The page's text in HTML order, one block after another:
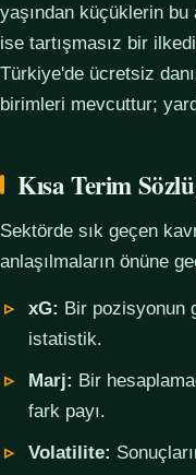
yaşından küçüklerin bu
ise tartışmasız bir
Türkiye'de ücretsiz
birimleri mevcuttur;
Kısa Terim
Sektörde sık geçen
anlaşılmaların önüne
xG: Bir pozisyonun
istatistik.
Marj: Bir
fark payı.
Volatilite: